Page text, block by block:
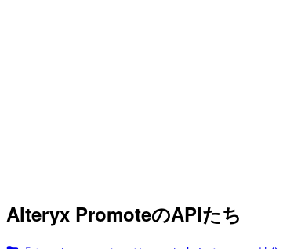
Alteryx PromoteのAPIたち